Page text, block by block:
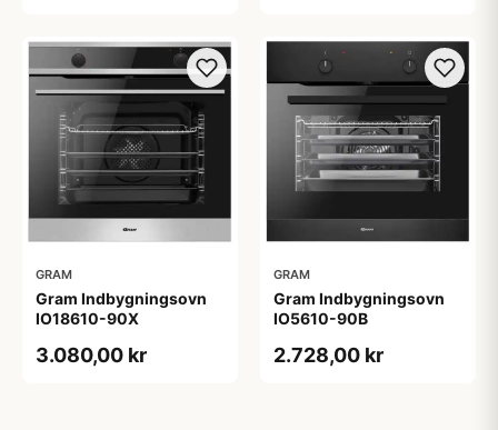
GRAM
Gram Indbygningsovn
IO18610-90X
3.080,00 kr
GRAM
Gram Indbygningsovn
IO5610-90B
2.728,00 kr